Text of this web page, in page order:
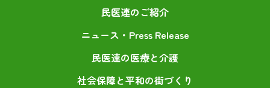
民医連のご紹介
ニュース・Press Release
民医連の医療と介護
社会保障と平和の街づくり